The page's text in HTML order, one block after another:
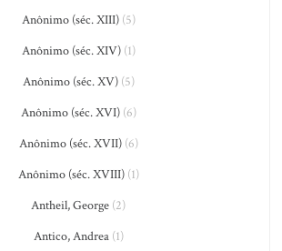
Anônimo (séc. XIII)(5)
Anônimo (séc. XIV)(1)
Anônimo (séc. XV)(5)
Anônimo (séc. XVI)(6)
Anônimo (séc. XVII)(6)
Anônimo (séc. XVIII)(1)
Antheil, George (2)
Antico, Andrea(1)